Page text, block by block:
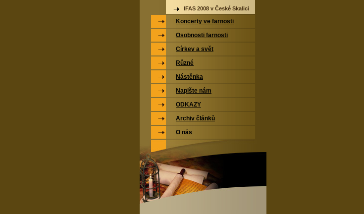
IFAS 2008 v České Skalici
Koncerty ve farnosti
Osobnosti farnosti
Církev a svět
Různé
Nástěnka
Napište nám
ODKAZY
Archiv článků
O nás